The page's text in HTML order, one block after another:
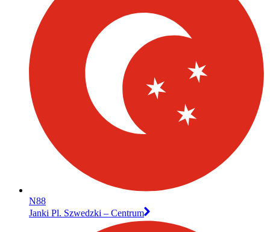
N88
Janki Pl. Szwedzki – Centrum